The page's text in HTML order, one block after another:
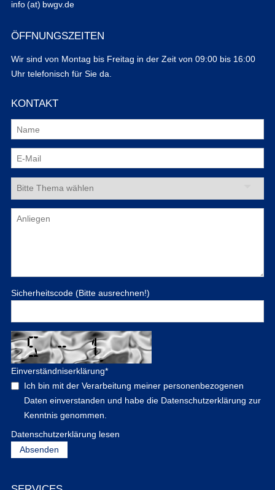
info (at) bwgv.de
ÖFFNUNGSZEITEN
Wir sind von Montag bis Freitag in der Zeit von 09:00 bis 16:00
Uhr telefonisch für Sie da.
KONTAKT
Sicherheitscode (Bitte ausrechnen!)
Einverständniserklärung*
Ich bin mit der Verarbeitung meiner personenbezogenen
Daten einverstanden und habe die Datenschutzerklärung zur
Kenntnis genommen.
Datenschutzerklärung lesen